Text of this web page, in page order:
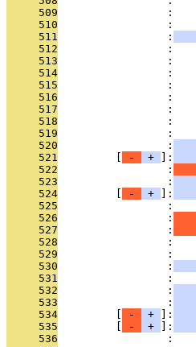
     509
:
     510
:
     511
                 :
     512
:
     513
:
     514
:
     515
:
     516
:
     517
:
     518
:
     519
:
     520
                 :
     521
- + ]:
     522
                 :
     523
                 :
     524
- + ]:
     525
:
     526
                 :
     527
                 :
     528
:
     529
:
     530
                 :
     531
:
     532
                 :
     533
                 :
     534
- + ]:
     535
- + ]:
     536
: